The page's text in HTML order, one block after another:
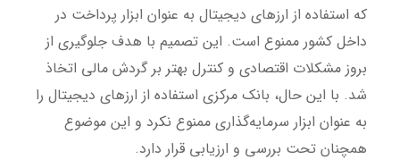
که استفاده از ارزهای دیجیتال به عنوان ابزار پرداخت در
داخل کشور ممنوع است. این تصمیم با هدف جلوگیری از
بروز مشکلات اقتصادی و کنترل بهتر بر گردش مالی اتخاذ
شد. با این حال، بانک مرکزی استفاده از ارزهای دیجیتال را
به عنوان ابزار سرمایه‌گذاری ممنوع نکرد و این موضوع
همچنان تحت بررسی و ارزیابی قرار دارد.